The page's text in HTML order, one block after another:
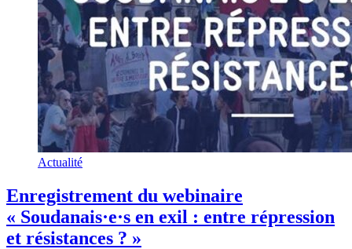
Actualité
Enregistrement du webinaire
« Soudanais·e·s en exil : entre répression
et résistances ? »